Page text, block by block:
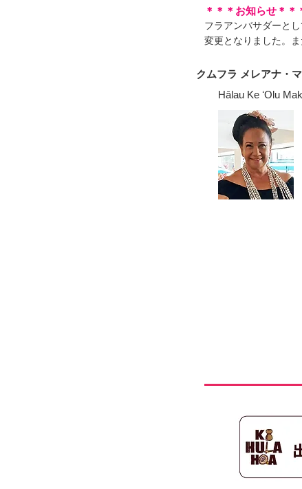
＊＊＊お知らせ＊＊
フラアンバサダーと
変更となりました。
クムフラ メレアナ・
Hālau Ke ʻOlu